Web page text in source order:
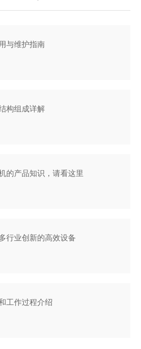
与维护指南
构组成详解
的产品知识，请看这里
行业创新的高效设备
工作过程介绍